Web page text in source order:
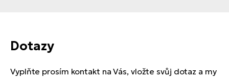
Dotazy
Vyplňte prosím kontakt na Vás, vložte svůj dotaz a my